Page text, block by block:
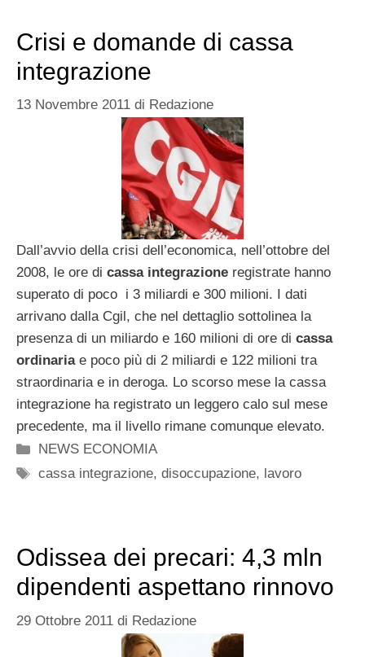
Crisi e domande di cassa
integrazione
13 Novembre 2011 di Redazione
Dall’avvio della crisi dell’economica, nell’ottobre del
2008, le ore di cassa integrazione registrate hanno
superato di poco i 3 miliardi e 300 milioni. I dati
arrivano dalla Cgil, che nel dettaglio sottolinea la
presenza di un miliardo e 160 milioni di ore di cassa
ordinariae poco più di 2 miliardi e 122 milioni tra
straordinaria e in deroga. Lo scorso mese la cassa
integrazione ha registrato un leggero calo sul mese
precedente, ma il livello rimane comunque elevato.
Categorie
NEWS ECONOMIA
Tag
cassa integrazione,disoccupazione, lavoro
Odissea dei precari: 4,3 mln
dipendenti aspettano rinnovo
29 Ottobre 2011 di Redazione